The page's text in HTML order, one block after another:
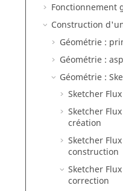
Fonctionnement
Construction
Géométrie :
Géométrie :
Géométrie :
Sketcher
Sketcher
création
Sketcher
construction
Sketcher
correction